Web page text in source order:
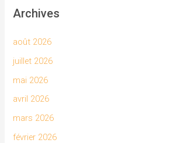
Archives
août 2026
juillet 2026
mai 2026
avril 2026
mars 2026
février 2026